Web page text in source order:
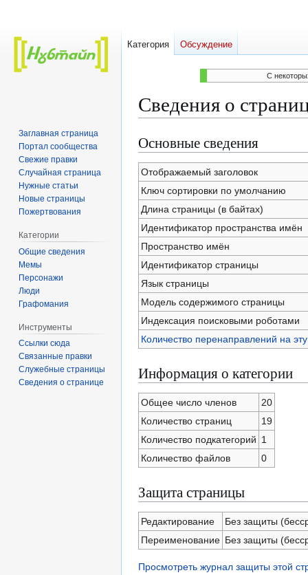
C
Сведения о
Перейти
к
навигации
Перейти
к
поиску
Основные сведения
Отображаемый заголовок
Ключ сортировки по умолчанию
Длина страницы (в байтах)
Идентификатор пространства имён
Пространство имён
Идентификатор страницы
Язык страницы
Модель содержимого страницы
Индексация поисковыми роботами
Количество перенаправлений на
Информация о категории
Общее число членов
20
Количество страниц
19
Количество подкатегорий 1
Количество файлов
0
Защита страницы
Редактирование
Без защиты
Переименование Без защиты
Просмотреть журнал защиты этой
Категория Обсуждение
Заглавная страница
Портал сообщества
Свежие правки
Случайная страница
Нужные статьи
Новые страницы
Пожертвования
Категории
Общие сведения
Мемы
Персонажи
Люди
Графомания
Инструменты
Ссылки сюда
Связанные правки
Служебные страницы
Сведения о странице